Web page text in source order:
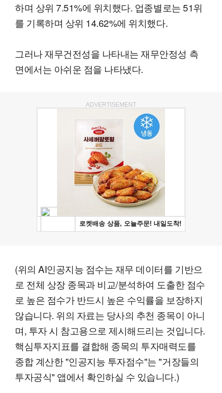
하며 상위 7.51%에 위치했다. 업종별로는 51위
를 기록하며 상위 14.62%에 위치했다.
그러나 재무건전성을 나타내는 재무안정성 측
면에서는 아쉬운 점을 나타냈다.
ADVERTISEMENT
(위의 AI인공지능 점수는 재무 데이터를 기반으
로 전체 상장 종목과 비교/분석하여 도출한 점수
로 높은 점수가 반드시 높은 수익률을 보장하지
않습니다. 위의 자료는 당사의 추천 종목이 아니
며, 투자 시 참고용으로 제시해드리는 것입니다.
핵심투자지표를 결합해 종목의 투자매력도를
종합 계산한 "인공지능 투자점수"는 "거장들의
투자공식" 앱에서 확인하실 수 있습니다.)